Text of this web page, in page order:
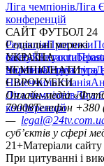
Ліга чемпіонівЛіга
конференцій
САЙТ ФУТБОЛ 24
РедакціяПрогнози
сайтуКонтакти
політикаСтруктура
Соціальні мережі
facebookxyoutube
УКРАЇНА
УкраїнаПерша ліга
ЧЕМПІОНАТИ
НімеччинаІспанія
ЄВРОКУБКИ
Ліга чемпіонівЛіга
конференцій
Онлайн-медіа
79008Телефон +380
—
суб’єктів у сфері
21+Матеріали
При цитуванні і